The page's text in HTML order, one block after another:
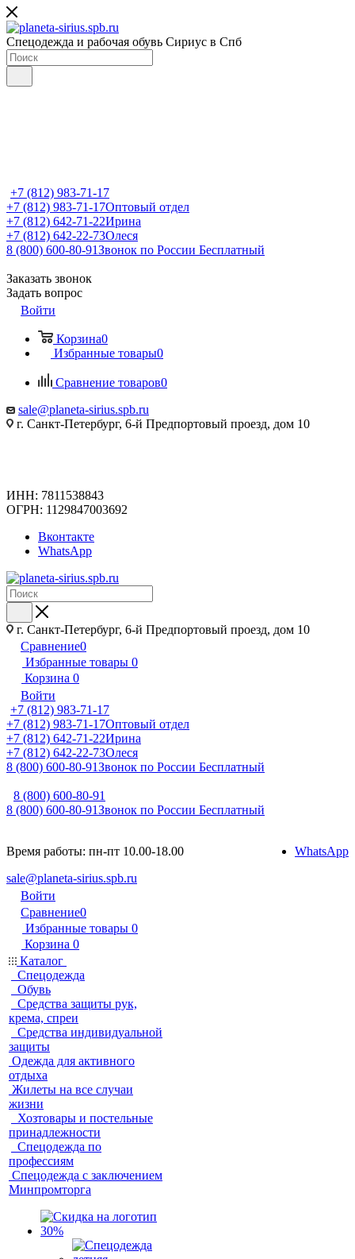
Спецодежда и рабочая обувь Сириус в Спб
+7 (812) 983-71-17
+7 (812) 983-71-17Оптовый отдел
+7 (812) 642-71-22Ирина
+7 (812) 642-22-73Олеся
8 (800) 600-80-91Звонок по России Бесплатный
Заказать звонок
Задать вопрос
Войти
Корзина0
Избранные товары0
Сравнение товаров0
sale@planeta-sirius.spb.ru
г. Санкт-Петербург, 6-й Предпортовый проезд, дом 10
ИНН: 7811538843
ОГРН: 1129847003692
Вконтакте
WhatsApp
г. Санкт-Петербург, 6-й Предпортовый проезд, дом 10
Сравнение0
Избранные товары 0
Корзина 0
Войти
+7 (812) 983-71-17
+7 (812) 983-71-17Оптовый отдел
+7 (812) 642-71-22Ирина
+7 (812) 642-22-73Олеся
8 (800) 600-80-91Звонок по России Бесплатный
8 (800) 600-80-91
8 (800) 600-80-91Звонок по России Бесплатный
Время работы: пн-пт 10.00-18.00
sale@planeta-sirius.spb.ru
WhatsApp
Войти
Сравнение0
Избранные товары 0
Корзина 0
Каталог
Спецодежда
Обувь
Средства защиты рук,
крема, спреи
Средства индивидуальной
защиты
Одежда для активного
отдыха
Жилеты на все случаи
жизни
Хозтовары и постельные
принадлежности
Спецодежда по
профессиям
Спецодежда с заключением
Минпромторга